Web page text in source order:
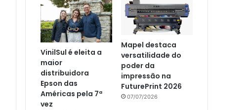
VinilSul é eleita a
maior
distribuidora
Epson das
Américas pela 7ª
vez
Mapel destaca
versatilidade do
poder da
impressão na
FuturePrint 2026
07/07/2026